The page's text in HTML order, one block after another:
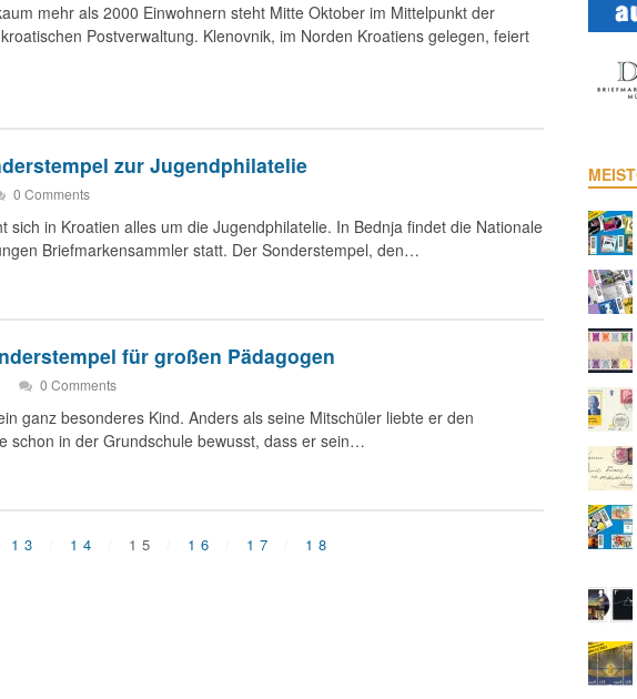
mehr als 2000 Einwohnern steht Mitte Oktober im Mittelpunkt der
Postverwaltung. Klenovnik, im Norden Kroatiens gelegen, feiert
zur Jugendphilatelie
0 Comments
sich in Kroatien alles um die Jugendphilatelie. In Bednja findet die Nationale
Briefmarkensammler statt. Der Sonderstempel, den…
für großen Pädagogen
0 Comments
ganz besonderes Kind. Anders als seine Mitschüler liebte er den
schon in der Grundschule bewusst, dass er sein…
13 14 15 16 17 18